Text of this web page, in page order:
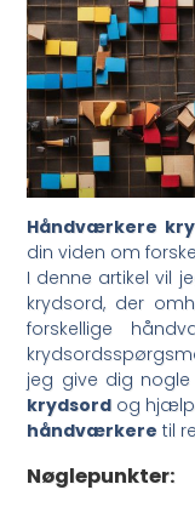
Håndværkere
din viden om
I denne artikel vil
krydsord, der
forskellige
jeg give dig
krydsord og
håndværkere til
Nøglepunkter: